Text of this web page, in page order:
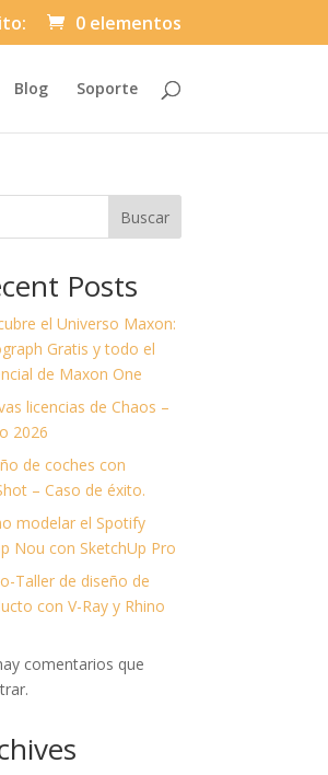
0 elementos
Automatically
Hierarchic
in
2.1.0
Atakan
Docs:
https://atakanau.blogspot.com/2021/
category-
menu-
wp-
plugin.html
|
Theme:
Divi-
Asuni
Child
Theme
(asuni-
divi-
child)
|
Tema
Divi
(Divi)
Blog Soporte
Buscar
Posts
el Universo Maxon:
Gratis y todo el
de Maxon One
licencias de Chaos –
2026
de coches con
– Caso de éxito.
modelar el Spotify
Nou con SketchUp Pro
Taller de diseño de
con V-Ray y Rhino
comentarios que